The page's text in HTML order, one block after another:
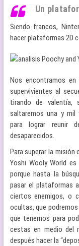
Un
Siendo francos,
hacer plataformas 2D
Nos encontramos
supervivientes al
tirando de valentía,
saltaremos una y mil
para lograr reunir
desaparecidos.
Para superar la
Yoshi Wooly World
porque hasta la
pasar el plataformas
ciertos enemigos, o
ocultas, que
que tenemos para
cestas en medio del
después hacer la